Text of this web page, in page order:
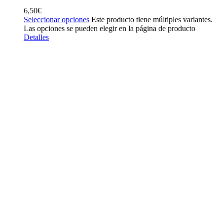
6,50€
Seleccionar opciones Este producto tiene múltiples variantes.
Las opciones se pueden elegir en la página de producto
Detalles